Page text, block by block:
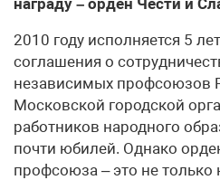
награду – орден Чести и
2010 году исполняется 5
соглашения о
независимых профсоюзов
Московской городской
работников народного
почти юбилей. Однако
профсоюза – это не